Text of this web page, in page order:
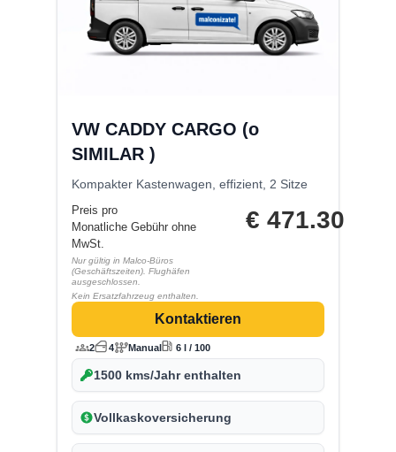
VW CADDY CARGO (o
SIMILAR )
Kompakter Kastenwagen, effizient, 2 Sitze
Preis pro
Monatliche Gebühr ohne
MwSt.
Nur gültig in Malco-Büros
(Geschäftszeiten). Flughäfen
ausgeschlossen.
Kein Ersatzfahrzeug enthalten.
€ 471.30
Kontaktieren
2 4 Manual 6 l / 100
1500 kms/Jahr enthalten
Vollkaskoversicherung